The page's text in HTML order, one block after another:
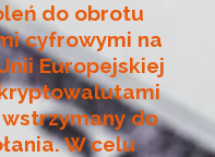
do obrotu
cyfrowymi na
Europejskiej
do
W celu